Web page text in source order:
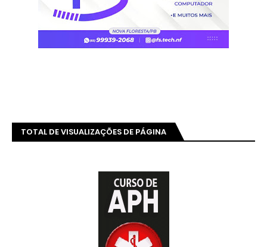
TOTAL DE VISUALIZAÇÕES DE PÁGINA